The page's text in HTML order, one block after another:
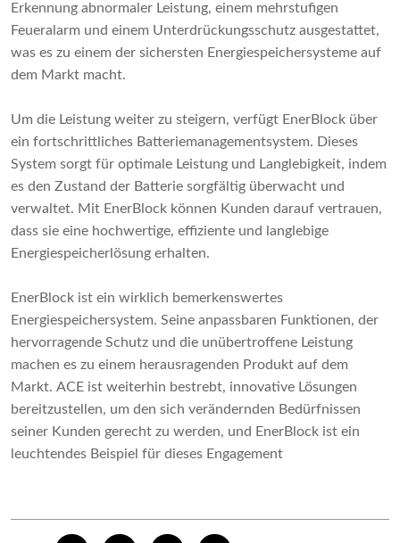
Erkennung abnormaler Leistung, einem mehrstufigen
Feueralarm und einem Unterdrückungsschutz ausgestattet,
was es zu einem der sichersten Energiespeichersysteme auf
dem Markt macht.
Um die Leistung weiter zu steigern, verfügt EnerBlock über
ein fortschrittliches Batteriemanagementsystem. Dieses
System sorgt für optimale Leistung und Langlebigkeit, indem
es den Zustand der Batterie sorgfältig überwacht und
verwaltet. Mit EnerBlock können Kunden darauf vertrauen,
dass sie eine hochwertige, effiziente und langlebige
Energiespeicherlösung erhalten.
EnerBlock ist ein wirklich bemerkenswertes
Energiespeichersystem. Seine anpassbaren Funktionen, der
hervorragende Schutz und die unübertroffene Leistung
machen es zu einem herausragenden Produkt auf dem
Markt. ACE ist weiterhin bestrebt, innovative Lösungen
bereitzustellen, um den sich verändernden Bedürfnissen
seiner Kunden gerecht zu werden, und EnerBlock ist ein
leuchtendes Beispiel für dieses Engagement